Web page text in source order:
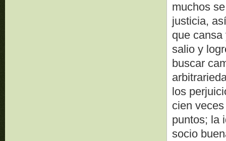
muchos
justicia,
que
salio y
buscar
los
cien
puntos; la
socio